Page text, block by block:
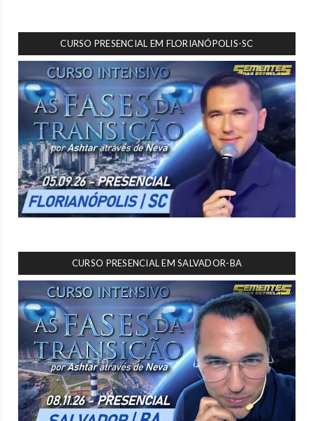
CURSO PRESENCIAL EM FLORIANÓPOLIS-SC
CURSO PRESENCIAL EM SALVADOR-BA